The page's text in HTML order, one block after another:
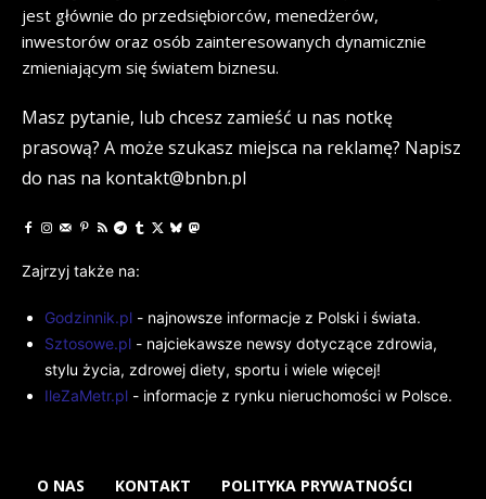
jest głównie do przedsiębiorców, menedżerów,
inwestorów oraz osób zainteresowanych dynamicznie
zmieniającym się światem biznesu.
Masz pytanie, lub chcesz zamieść u nas notkę
prasową? A może szukasz miejsca na reklamę? Napisz
do nas na kontakt@bnbn.pl
Zajrzyj także na:
Godzinnik.pl - najnowsze informacje z Polski i świata.
Sztosowe.pl - najciekawsze newsy dotyczące zdrowia,
stylu życia, zdrowej diety, sportu i wiele więcej!
IleZaMetr.pl - informacje z rynku nieruchomości w Polsce.
O NAS KONTAKT POLITYKA PRYWATNOŚCI